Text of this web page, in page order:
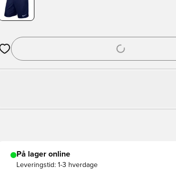
Åbner en Modal til at logge ind eller tilmelde dig
På lager online
Leveringstid: 1-3 hverdage